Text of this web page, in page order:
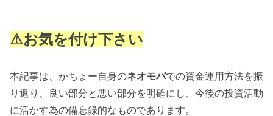
⚠お気を付け下さい
本記事は、かちょー自身のネオモバでの資金運用方法を振
り返り、良い部分と悪い部分を明確にし、今後の投資活動
に活かす為の備忘録的なものであります。